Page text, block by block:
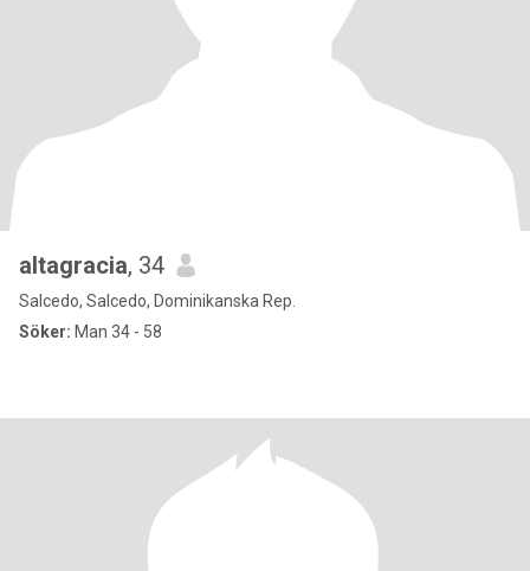
altagracia, 34
Salcedo, Salcedo, Dominikanska Rep.
Söker: Man 34 - 58